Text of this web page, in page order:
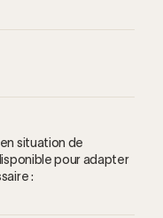
situation de
pour adapter
: